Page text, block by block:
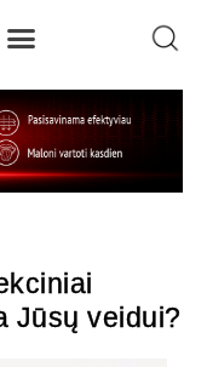
Jūsų veidui?